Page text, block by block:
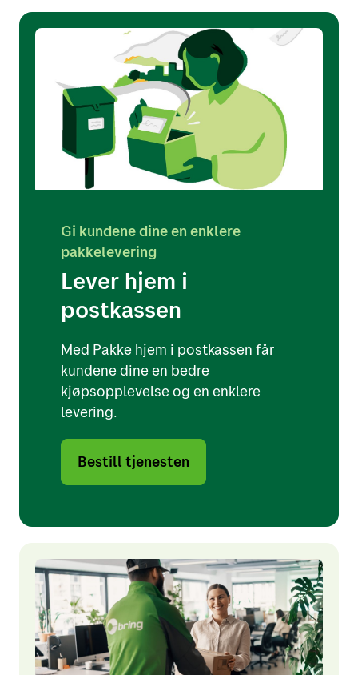
Gi kundene dine en enklere
pakkelevering
Lever hjem i
postkassen
Med Pakke hjem i postkassen får
kundene dine en bedre
kjøpsopplevelse og en enklere
levering.
Bestill tjenesten